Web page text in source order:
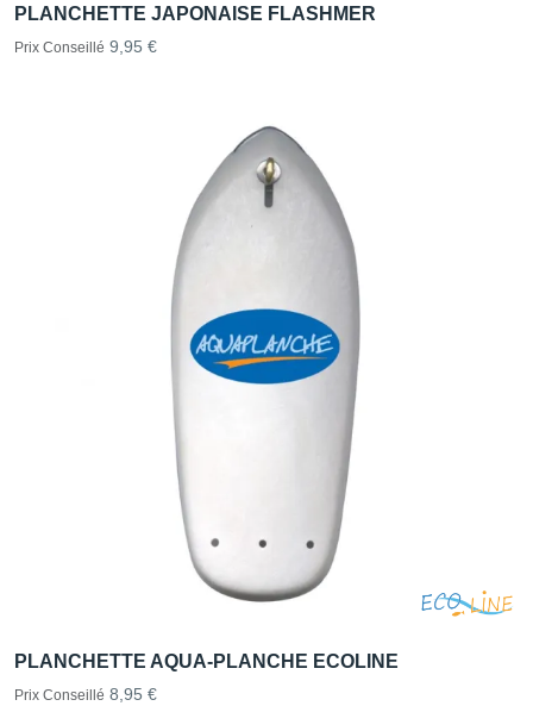
PLANCHETTE JAPONAISE FLASHMER
Prix Conseillé 9,95 €
PLANCHETTE AQUA-PLANCHE ECOLINE
Prix Conseillé 8,95 €